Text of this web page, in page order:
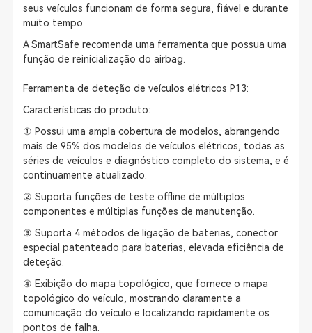
seus veículos funcionam de forma segura, fiável e durante
muito tempo.
A SmartSafe recomenda uma ferramenta que possua uma
função de reinicialização do airbag.
Ferramenta de deteção de veículos elétricos P13:
Características do produto:
① Possui uma ampla cobertura de modelos, abrangendo
mais de 95% dos modelos de veículos elétricos, todas as
séries de veículos e diagnóstico completo do sistema, e é
continuamente atualizado.
② Suporta funções de teste offline de múltiplos
componentes e múltiplas funções de manutenção.
③ Suporta 4 métodos de ligação de baterias, conector
especial patenteado para baterias, elevada eficiência de
deteção.
④ Exibição do mapa topológico, que fornece o mapa
topológico do veículo, mostrando claramente a
comunicação do veículo e localizando rapidamente os
pontos de falha.